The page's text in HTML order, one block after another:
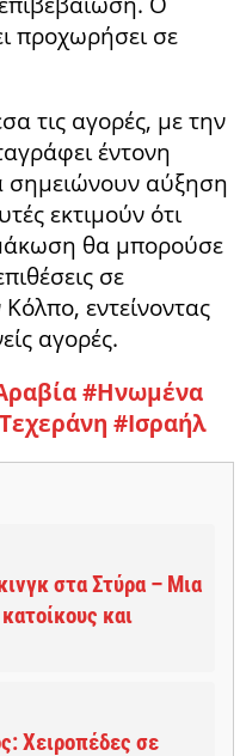
προχωρήσει σε
τις αγορές, με την
έντονη
σημειώνουν αύξηση
εκτιμούν ότι
θα μπορούσε
σε
εντείνοντας
αγορές.
#Ηνωμένα
#Ισραήλ
στα Στύρα – Μια
και
Χειροπέδες σε